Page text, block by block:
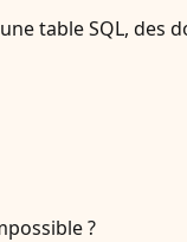
table SQL, des
?